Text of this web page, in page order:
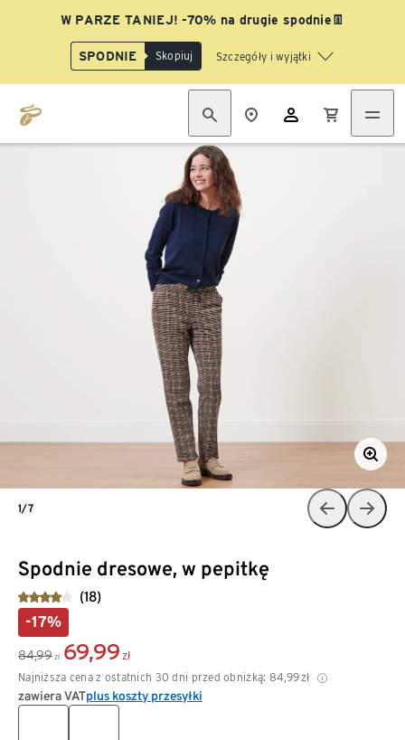
W PARZE TANIEJ! -70% na drugie spodnie👖
SPODNIE Skopiuj Szczegóły i wyjątki
Spodnie dresowe, w pepitkę
(18)
-17%
84,99 zł 69,99 zł
Najniższa cena z ostatnich 30 dni przed obniżką: 84,99 zł
zawiera VATplus koszty przesyłki
1/7